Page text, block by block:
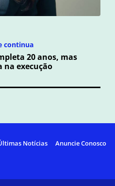
continua
20 anos, mas
na execução
Notícias Anuncie Conosco